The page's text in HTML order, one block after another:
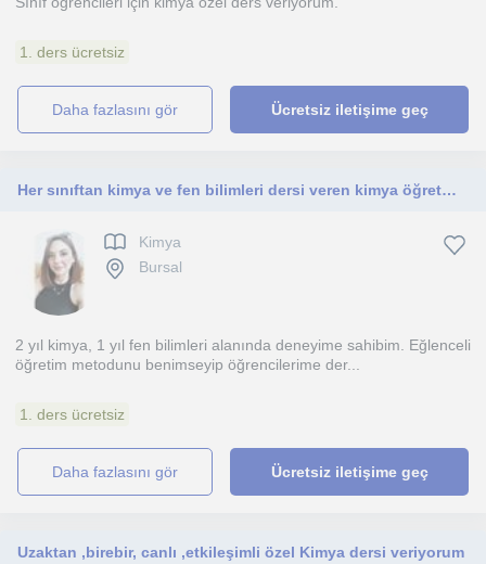
1. ders ücretsiz
daha fazlasını gör Ücretsiz iletişime geç
Her sınıftan kimya ve fen bilimleri dersi veren kimya öğretmeni
Kimya
Bursal
2 yıl kimya, 1 yıl fen bilimleri alanında deneyime sahibim. Eğlenceli
öğretim metodunu benimseyip öğrencilerime der...
1. ders ücretsiz
daha fazlasını gör Ücretsiz iletişime geç
Uzaktan ,birebir, canlı ,etkileşimli özel Kimya dersi veriyorum